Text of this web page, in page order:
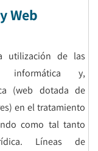
Web
utilización de las
y,
(web dotada de
en el tratamiento
como tal tanto
Líneas de